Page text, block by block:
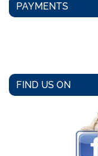
PAYMENTS
FIND US ON